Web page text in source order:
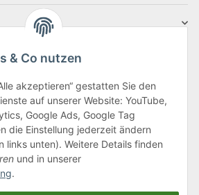
8:00 bis 16:30 Uhr
& Co nutzen
akzeptieren“ gestatten Sie den
auf unserer Website: YouTube,
Google Ads, Google Tag
die Einstellung jederzeit ändern
links unten). Weitere Details finden
und in unserer
.